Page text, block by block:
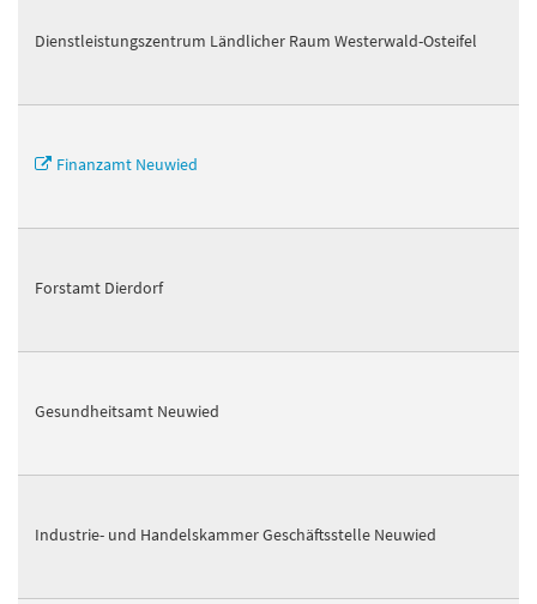
Dienstleistungszentrum Ländlicher Raum Westerwald-Osteifel
Finanzamt Neuwied
Forstamt Dierdorf
Gesundheitsamt Neuwied
Industrie- und Handelskammer Geschäftsstelle Neuwied